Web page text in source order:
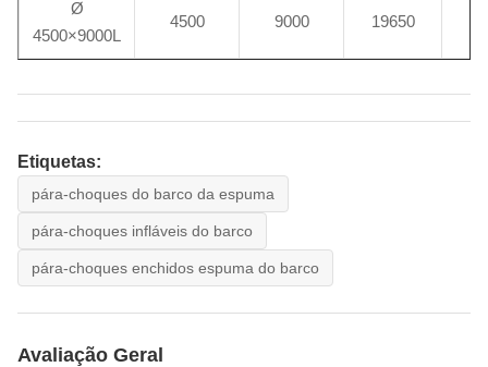
Ø
4500×9000L
4500 9000 19650
Etiquetas:
pára-choques do barco da espuma
pára-choques infláveis do barco
pára-choques enchidos espuma do barco
Avaliação Geral